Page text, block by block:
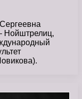
Нойштрелиц,